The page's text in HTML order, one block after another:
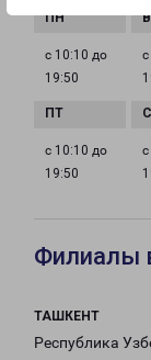
с 10:10 до
19:50
с 10:10 до
19:50
Филиалы
ТАШКЕНТ
Республика